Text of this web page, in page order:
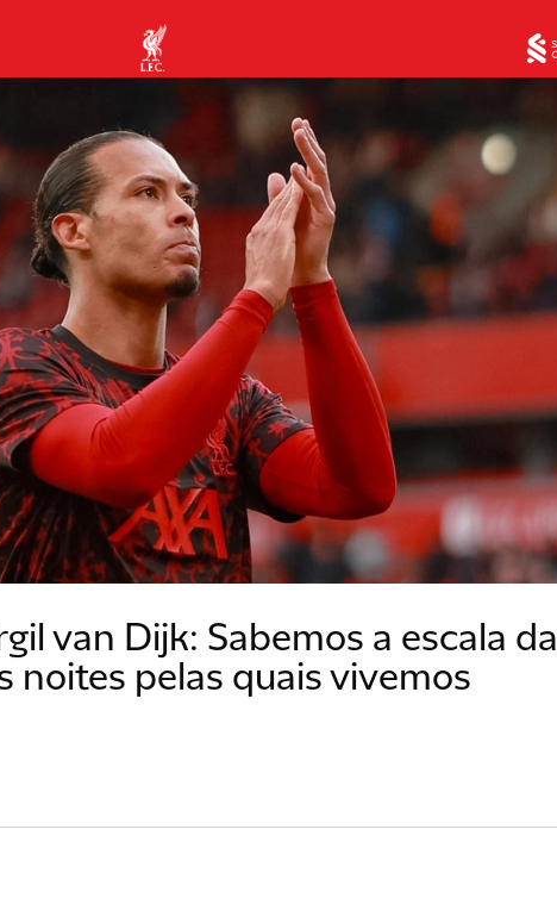
van Dijk: Sabemos a escala da
noites pelas quais vivemos